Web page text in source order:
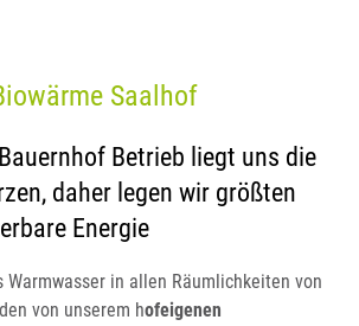
Saalhof
Betrieb liegt uns die
daher legen wir größten
Energie
Warmwasser in allen Räumlichkeiten von
von unserem hofeigenen